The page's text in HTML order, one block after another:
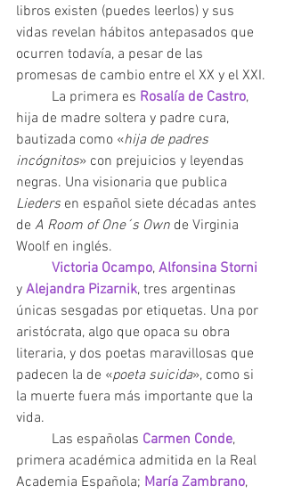
libros existen (puedes leerlos) y sus
vidas revelan hábitos antepasados que
ocurren todavía, a pesar de las
promesas de cambio entre el XX y el XXI.
	La primera es
Rosalía de Castro,
hija de madre soltera y padre cura,
bautizada como «hija de padres
incógnitos» con prejuicios y leyendas
negras. Una visionaria que publica
Lieders en español siete décadas antes
de A Room of One´s Own de Virginia
Woolf en inglés.
Victoria Ocampo, Alfonsina Storni
y Alejandra Pizarnik, tres argentinas
únicas sesgadas por etiquetas. Una por
aristócrata, algo que opaca su obra
literaria, y dos poetas maravillosas que
padecen la de «poeta suicida», como si
la muerte fuera más importante que la
vida.
	Las españolas
Carmen Conde,
primera académica admitida en la Real
Academia Española; María Zambrano,